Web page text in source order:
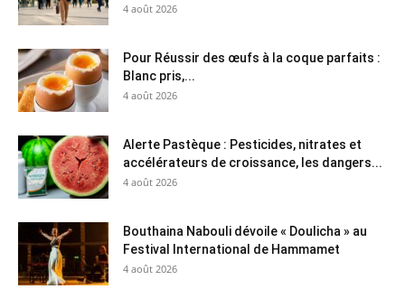
4 août 2026
Pour Réussir des œufs à la coque parfaits :
Blanc pris,...
4 août 2026
Alerte Pastèque : Pesticides, nitrates et
accélérateurs de croissance, les dangers...
4 août 2026
Bouthaina Nabouli dévoile « Doulicha » au
Festival International de Hammamet
4 août 2026